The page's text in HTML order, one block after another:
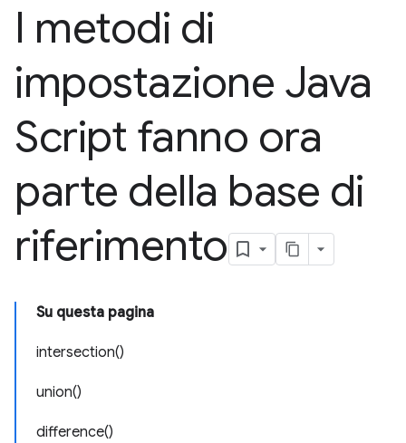
I metodi di
impostazione Java
Script fanno ora
parte della base di
riferimento
Su questa pagina
intersection()
union()
difference()